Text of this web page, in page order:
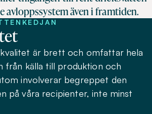
avloppssystem även i framtiden.
är brett och omfattar hela
från källa till produktion och
involverar begreppet den
på våra recipienter, inte minst